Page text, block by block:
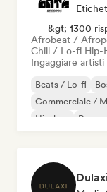
&gt; 1300
Afrobeat /
Chill / Lo-fi Hip-
Ingaggiare
Beats / Lo-fi
Commerciale /
Hip-hop
Pop